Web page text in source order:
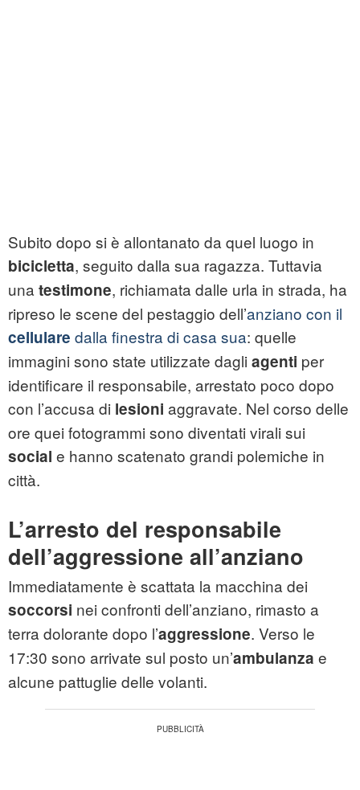
Subito dopo si è allontanato da quel luogo in
bicicletta, seguito dalla sua ragazza. Tuttavia
una testimone, richiamata dalle urla in strada, ha
ripreso le scene del pestaggio dell’anziano con il
cellulare dalla finestra di casa sua: quelle
immagini sono state utilizzate dagli agenti per
identificare il responsabile, arrestato poco dopo
con l’accusa di lesioni aggravate. Nel corso delle
ore quei fotogrammi sono diventati virali sui
social e hanno scatenato grandi polemiche in
città.
L’arresto del responsabile
dell’aggressione all’anziano
Immediatamente è scattata la macchina dei
soccorsi nei confronti dell’anziano, rimasto a
terra dolorante dopo l’aggressione. Verso le
17:30 sono arrivate sul posto un’ambulanza e
alcune pattuglie delle volanti.